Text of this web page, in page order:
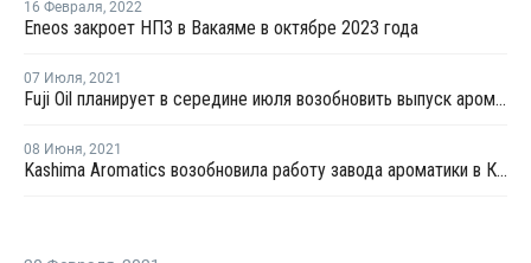
16 Февраля, 2022
Eneos закроет НПЗ в Вакаяме в октябре 2023 года
07 Июля, 2021
Fuji Oil планирует в середине июля возобновить выпуск ароматики в Тибе
08 Июня, 2021
Kashima Aromatics возобновила работу завода ароматики в Касиме